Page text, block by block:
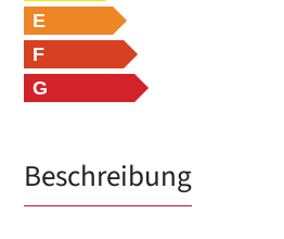
E
F
G
Beschreibung